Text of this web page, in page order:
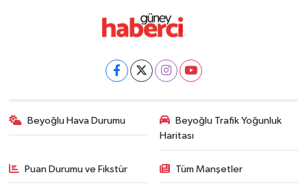
Beyoğlu Hava Durumu
Beyoğlu Trafik Yoğunluk
Haritası
Puan Durumu ve Fikstür Tüm Manşetler